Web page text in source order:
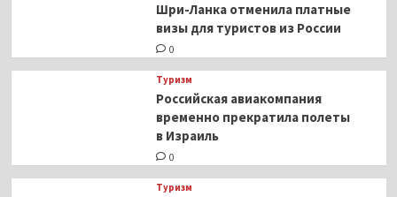
Шри-Ланка отменила платные
визы для туристов из России
0
Туризм
Российская авиакомпания
временно прекратила полеты
в Израиль
0
Туризм